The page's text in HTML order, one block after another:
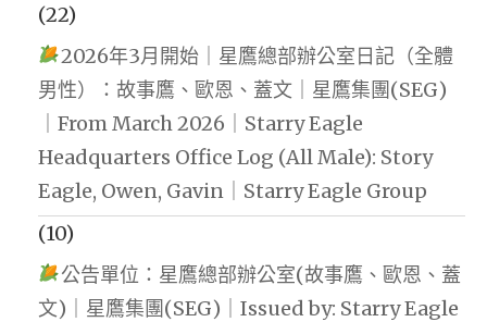
(22)
2026年3月開始｜星鷹總部辦公室日記（全體
男性）：故事鷹、歐恩、蓋文｜星鷹集團(SEG)
｜From March 2026｜Starry Eagle
Headquarters Office Log (All Male): Story
Eagle, Owen, Gavin｜Starry Eagle Group
(10)
公告單位：星鷹總部辦公室(故事鷹、歐恩、蓋
文)｜星鷹集團(SEG)｜Issued by: Starry Eagle